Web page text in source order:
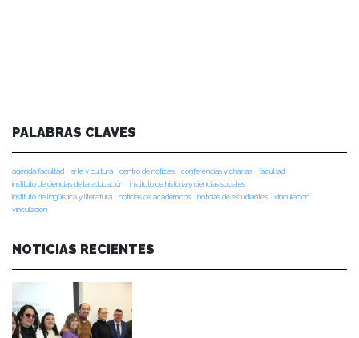
PALABRAS CLAVES
agenda facultad arte y cultura centro de noticias conferencias y charlas
facultad
instituto de ciencias de la educación
instituto de historia y ciencias sociales
instituto de lingüística y literatura
noticias de académicos noticias de estudiantes
vinculacion
vinculación
NOTICIAS RECIENTES